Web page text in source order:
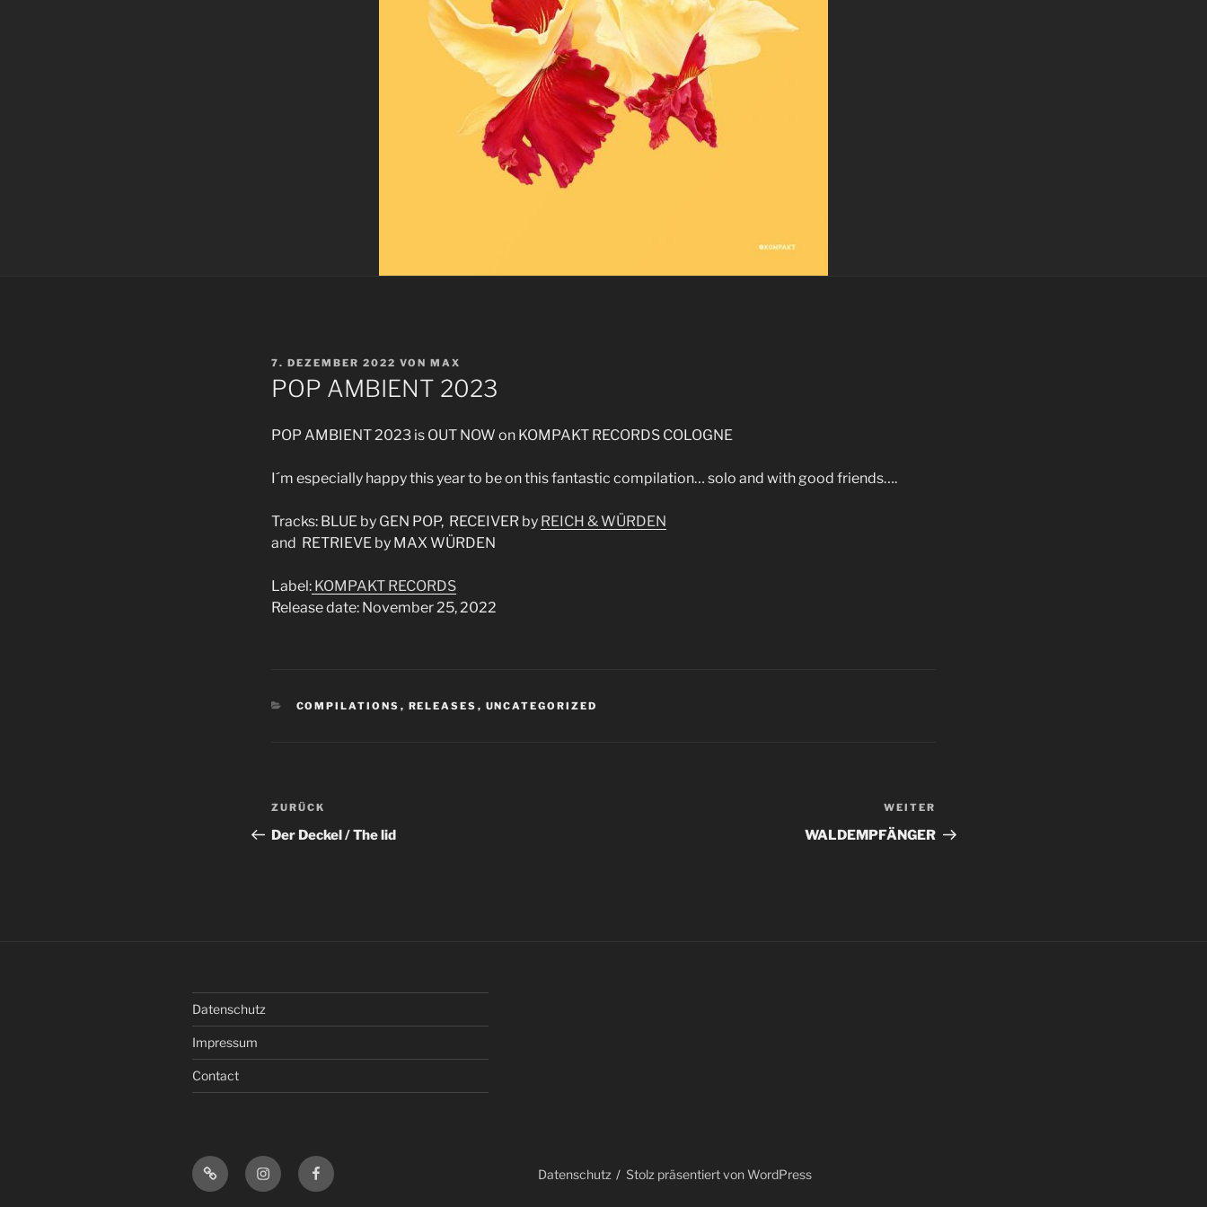
VERÖFFENTLICHT
AM
7. DEZEMBER 2022 VON MAX
POP AMBIENT 2023
POP AMBIENT 2023 is OUT NOW on KOMPAKT RECORDS COLOGNE
I´m especially happy this year to be on this fantastic compilation… solo and with good friends….
Tracks: BLUE by GEN POP, RECEIVER by REICH & WÜRDEN
and RETRIEVE by MAX WÜRDEN
Label: KOMPAKT RECORDS
Release date: November 25, 2022
KATEGORIEN
COMPILATIONS , RELEASES , UNCATEGORIZED
Beitragsnavigation
Vorheriger
Beitrag
ZURÜCK
Der Deckel / The lid
Beitrag
WEITER
WALDEMPFÄNGER
Datenschutz
Impressum
Contact
BandcampInstagramFacebook Datenschutz Stolz präsentiert von WordPress